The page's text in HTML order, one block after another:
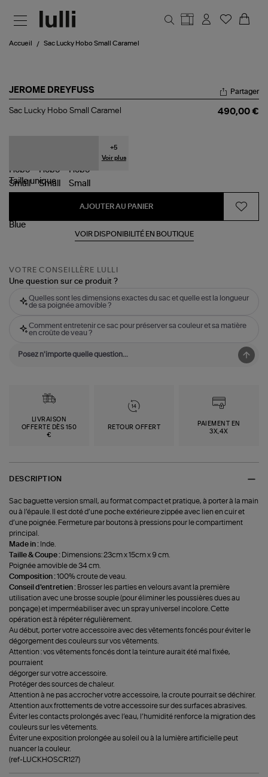
Accueil Sac Lucky Hobo Small Caramel
JEROME DREYFUSS
Sac
Partager
Sac Lucky Hobo Small Caramel 490,00 €
+5
Voir plus
Tailleunique
AJOUTER AU PANIER
VOIR DISPONIBILITÉ EN BOUTIQUE
VOTRE CONSEILLÈRE LULLI
Une question sur ce produit ?
Quelles sont les dimensions exactes du sac et quelle est la longueur
de sa poignée amovible ?
Comment entretenir ce sac pour préserver sa couleur et sa matière
en croûte de veau ?
LIVRAISON
OFFERTE DÈS 150
€
RETOUR OFFERT
PAIEMENT EN
3X,4X
DESCRIPTION
Sac baguette version small, au format compact et pratique, à porter à la main
ou à l’épaule. Il est doté d’une poche extérieure zippée avec lien en cuir et
d’une poignée. Fermeture par boutons à pressions pour le compartiment
principal.
Made in : Inde.
Taille & Coupe : Dimensions: 23cm x 15cm x 9 cm.
Poignée amovible de 34 cm.
Composition :100% croute de veau.
Conseil d'entretien : Brosser les parties en velours avant la première
utilisation avec une brosse souple (pour éliminer les poussières dues au
ponçage) et imperméabiliser avec un spray universel incolore. Cette
opération est à répéter régulièrement.
Au début, porter votre accessoire avec des vêtements foncés pour éviter le
dégorgement des couleurs sur vos vêtements.
Attention : vos vêtements foncés dont la teinture aurait été mal fixée,
pourraient
dégorger sur votre accessoire.
Protéger des sources de chaleur.
Attention à ne pas accrocher votre accessoire, la croute pourrait se déchirer.
Attention aux frottements de votre accessoire sur des surfaces abrasives.
Éviter les contacts prolongés avec l’eau, l’humidité renforce la migration des
couleurs sur les vêtements.
Éviter une exposition prolongée au soleil ou à la lumière artificielle peut
nuancer la couleur.
(ref-LUCKHOSCR127)